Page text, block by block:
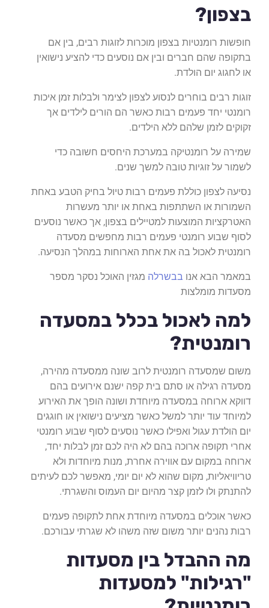
בצפון?
חופשות רומנטיות בצפון מוכרות לזוגות רבים, בין אם
בתקופה שהם חברים ובין אם נוסעים כדי להציע נישואין
או לחגוג יום הולדת.
זוגות רבים בוחרים לנסוע לצפון לצימר ולבלות זמן איכות
רומנטי יחד פעמים רבות כאשר הם הורים לילדים אך
זקוקים לזמן שלהם ללא הילדים.
שמירה על רומנטיקה במערכת היחסים חשובה כדי
לשמור על זוגיות טובה למשך שנים.
נסיעה לצפון כוללת פעמים רבות טיול בחיק הטבע באחת
השמורות או השתתפות באחת או יותר מעשרות
האטרקציות המוצעות למטיילים בצפון, אך כאשר נוסעים
לסוף שבוע רומנטי פעמים רבות מחפשים מסעדה
רומנטית לאכול בה את אחת הארוחות במהלך הנסיעה.
במאמר הבא אנו בבשרלה מגזין האוכל נסקר מספר
מסעדות מומלצות
למה לאכול בכלל במסעדה
רומנטית?
משום שמסעדה רומנטית לרוב שונה ממסעדה מהירה,
מסעדה רגילה או סתם בית קפה ישנם אירועים בהם
דווקא ארוחה במסעדה מיוחדת ושונה הופך את האירוע
למיוחד עוד יותר למשל כאשר מציעים נישואין או חוגגים
יום הולדת עגול ואפילו כאשר נוסעים לסוף שבוע רומנטי
אחרי תקופה ארוכה בהם לא היה לכם זמן לבלות יחד,
ארוחה במקום עם אווירה אחרת, מנות מיוחדות ולא
טריוויאליות, מקום שהוא לא יום יומי, מאפשר לכם לעיתים
להתנתק ולו לזמן קצר מהיום יום העמוס והשגרתי.
כאשר אוכלים במסעדה מיוחדת אחת לתקופה פעמים
רבות נהנים יותר משום שזה משהו לא שגרתי עבורכם.
מה ההבדל בין מסעדות
"רגילות" למסעדות